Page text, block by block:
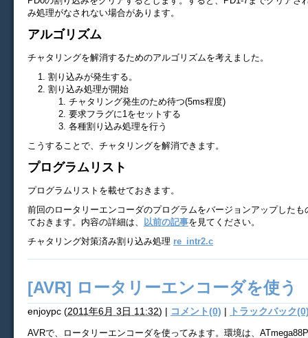
み処理がなされない場合があります。
アルゴリズム
チャタリングを解消するためのアルゴリズムを考えました。
割り込みが発生する。
割り込み処理が開始
チャタリング発生のため待つ(5ms程度)
要求フラグに1をセットする
各種割り込み処理を行う
こうすることで、チャタリングを解消できます。
プログラムリスト
プログラムリストを載せておきます。
前回のロータリーエンコーダのプログラムをバージョンアップしたも
ておきます。内容の詳細は、
以前の記事を見てください。
チャタリング対策済み割り込み処理 re_intr2.c
[AVR] ロータリーエンコーダを使う
enjoypc (2011年6月 3日 11:32) | コメント(0) | トラックバック
AVRで、ロータリーエンコーダを使ってみます。環境は、